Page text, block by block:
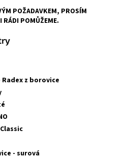
POŽADAVKEM, PROSÍM
RÁDI POMŮŽEME.
Radex z borovice
- surová